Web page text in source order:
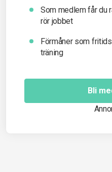
Som medlem får du
rör jobbet
Förmåner som
träning
Bli